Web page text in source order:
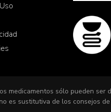
medicamentos sólo pueden
es sustitutiva de los consejos